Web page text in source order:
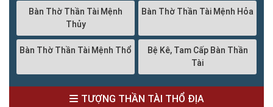
Bàn Thờ Thần Tài Mệnh
Thủy
Bàn Thờ Thần Tài Mệnh Hỏa
Bàn Thờ Thần Tài Mệnh Thổ
Bệ Kê, Tam Cấp Bàn Thần
Tài
TƯỢNG THẦN TÀI THỔ ĐỊA